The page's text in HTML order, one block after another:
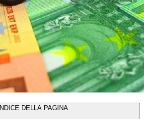
INDICE DELLA PAGINA